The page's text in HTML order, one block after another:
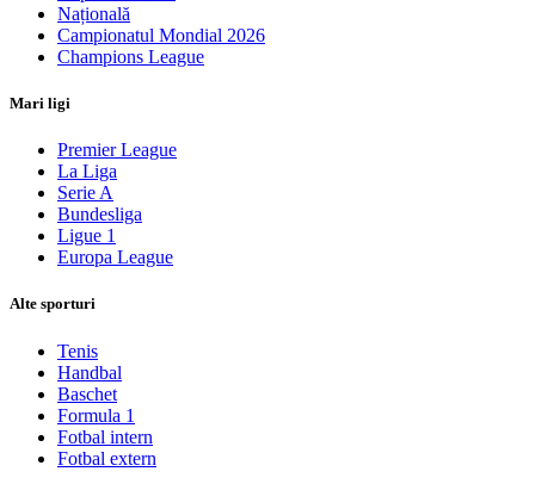
Națională
Campionatul Mondial 2026
Champions League
Mari ligi
Premier League
La Liga
Serie A
Bundesliga
Ligue 1
Europa League
Alte sporturi
Tenis
Handbal
Baschet
Formula 1
Fotbal intern
Fotbal extern